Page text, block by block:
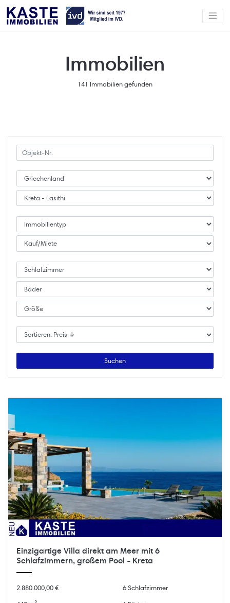
Immobilien
141 Immobilien gefunden
Einzigartige Villa direkt am Meer mit 6
Schlafzimmern, großem Pool - Kreta
2.880.000,00 €
6 Schlafzimmer
Suchen